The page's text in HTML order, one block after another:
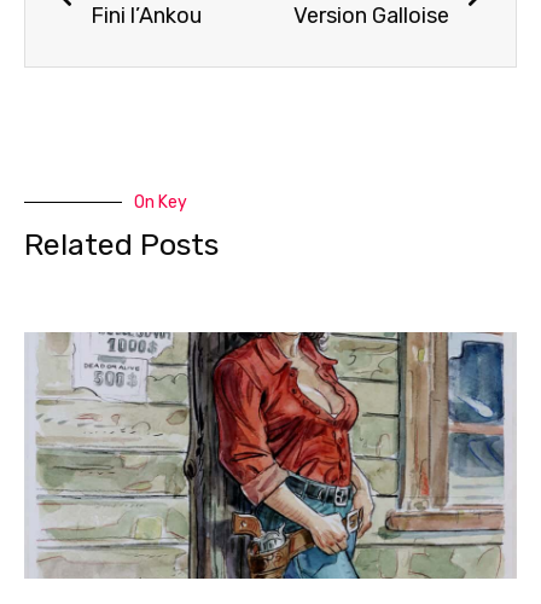
Fini l’Ankou Version Galloise
On Key
Related Posts